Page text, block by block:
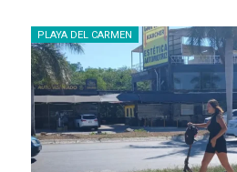
PLAYA DEL CARMEN